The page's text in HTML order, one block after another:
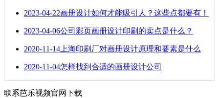
2023-04-22画册设计如何才能吸引人？这些点都要有！
2023-04-06公司彩页画册设计印刷的卖点是什么​？
2020-11-14上海印刷厂对画册设计原理和要素是什么
2020-11-04怎样找到合适的画册设计公司
联系芭乐视频官网下载